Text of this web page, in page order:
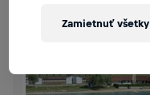
Zamietnuť všetky